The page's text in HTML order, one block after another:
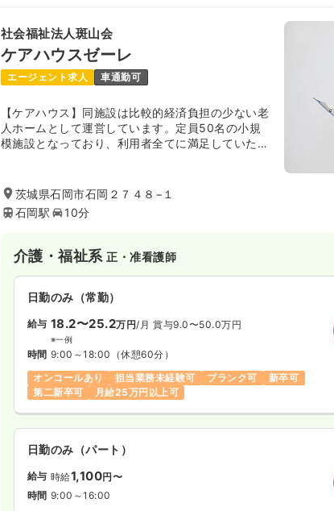
※一例
時間 8:15～17:00
土日祝休み
年間休日120日
社会福祉法人斑山会
ケアハウスゼーレ
エージェント求人 車通勤可
【ケアハウス】同施設は比較的経済負担の少ない老
人ホームとして運営しています。定員50名の小規
模施設となっており、利用者全てに満足していただ
茨城県石岡市石岡２７４８−１
石岡駅
10分
介護・福祉系正・准看護師
日勤のみ（常勤）
給与 18.2〜25.2万円/月 賞与9.0〜50.0万円
※一例
時間 9:00～18:00 （休憩60分）
オンコールあり
担当業務未経験可 ブランク可
新卒可
第二新卒可
月給25万円以上可
日勤のみ（パート）
給与 時給1,100円〜
時間 9:00～16:00